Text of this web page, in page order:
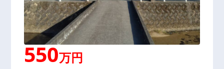
550万円